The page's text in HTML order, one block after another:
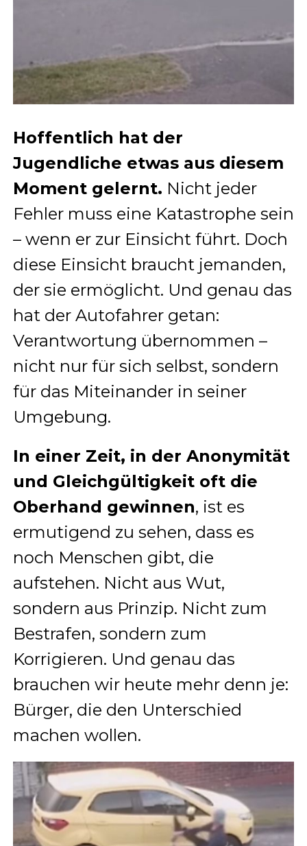
Hoffentlich hat der
Jugendliche etwas aus diesem
Moment gelernt. Nicht jeder
Fehler muss eine Katastrophe sein
– wenn er zur Einsicht führt. Doch
diese Einsicht braucht jemanden,
der sie ermöglicht. Und genau das
hat der Autofahrer getan:
Verantwortung übernommen –
nicht nur für sich selbst, sondern
für das Miteinander in seiner
Umgebung.
In einer Zeit, in der Anonymität
und Gleichgültigkeit oft die
Oberhand gewinnen, ist es
ermutigend zu sehen, dass es
noch Menschen gibt, die
aufstehen. Nicht aus Wut,
sondern aus Prinzip. Nicht zum
Bestrafen, sondern zum
Korrigieren. Und genau das
brauchen wir heute mehr denn je:
Bürger, die den Unterschied
machen wollen.